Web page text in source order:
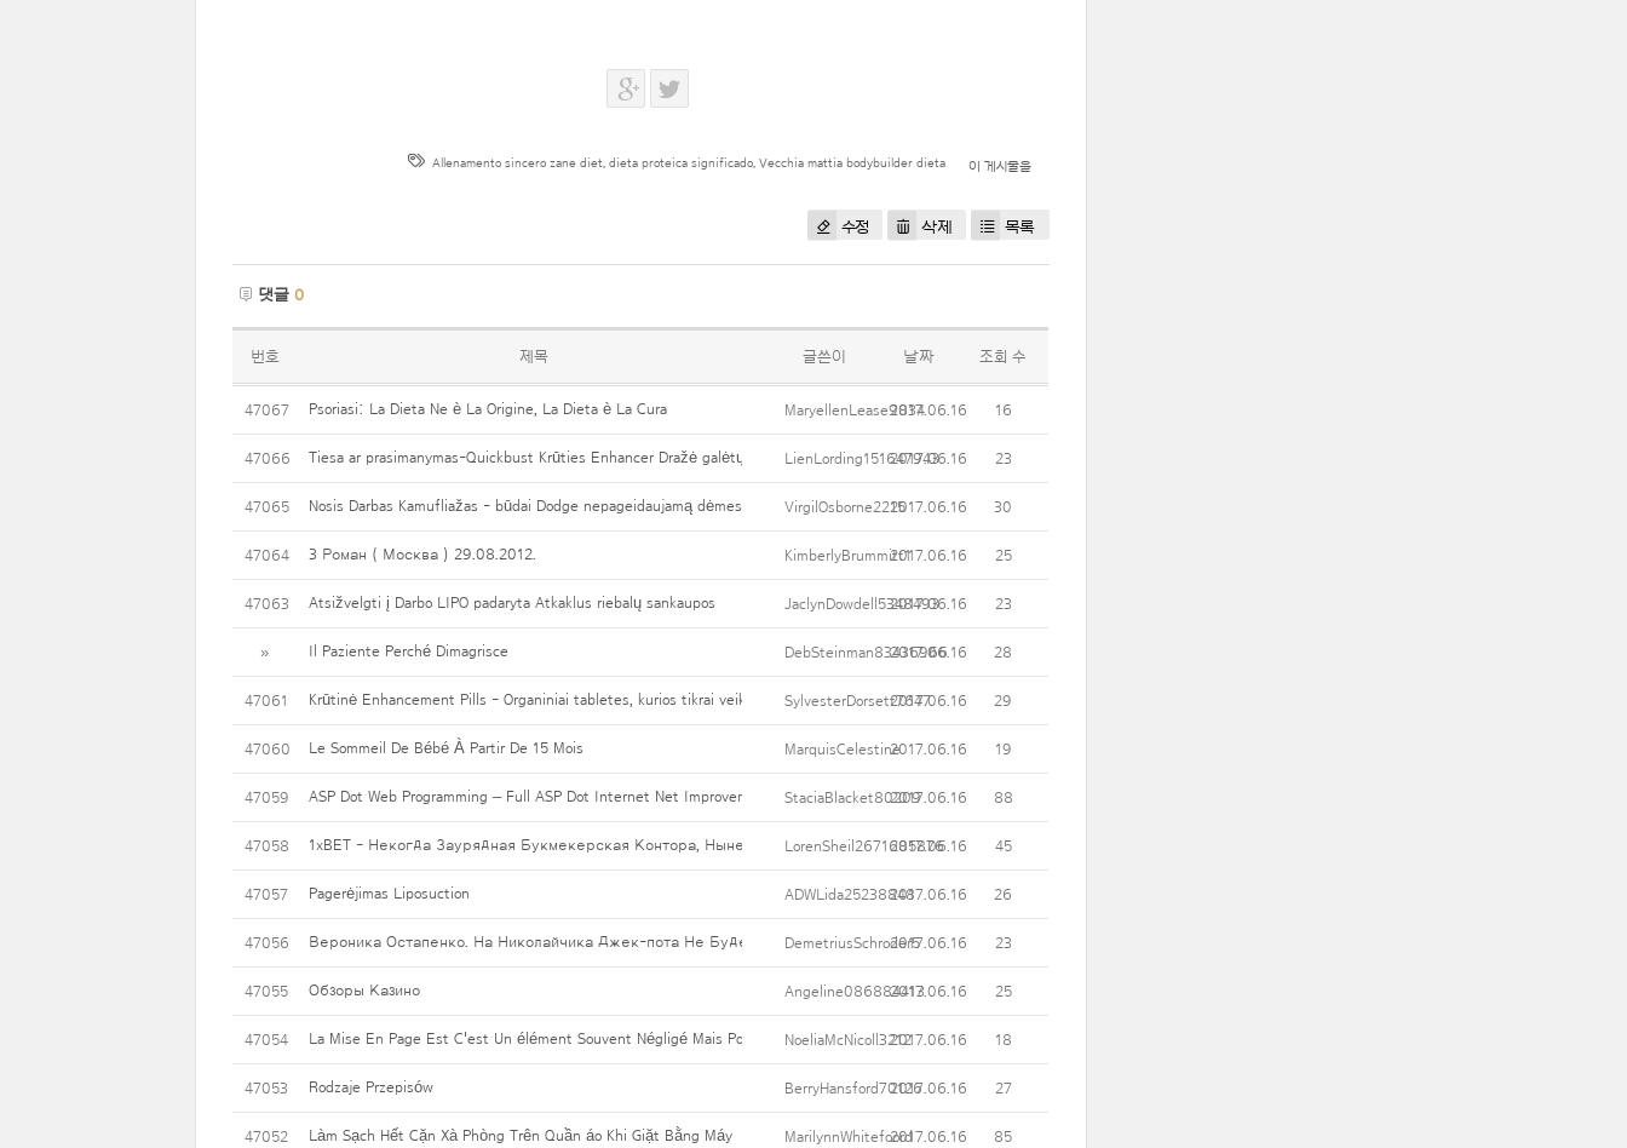
Allenamento sincero zane diet dieta proteica significado, Vecchia mattia bodybuilder dieta 이 게시물을
수정 삭제 목록
댓글 0
번호 제목 글쓴이 날짜 조회 수
47067 Psoriasi: La Dieta Ne è La Origine, La Dieta è La Cura MaryellenLease98342017.06.16 16
47066 Tiesa ar prasimanymas-Quickbust Krūties Enhancer Dražė galėtų atskirtiLienLording151647943
2017.06.16 23
47065 Nosis Darbas Kamufliažas - būdai Dodge nepageidaujamą dėmesį VirgilOsborne22152017.06.16 30
47064 3 Роман ( Москва ) 29.08.2012. KimberlyBrummitt12017.06.16 25
47063 Atsižvelgti į Darbo LIPO padaryta Atkaklus riebalų sankaupos JaclynDowdell5348493
2017.06.16 23
» Il Paziente Perché Dimagrisce DebSteinman83436966
2017.06.16 28
47061 Krūtinė Enhancement Pills - Organiniai tabletes, kurios tikrai veikia SylvesterDorsett7647
2017.06.16 29
47060 Le Sommeil De Bébé À Partir De 15 Mois MarquisCelestine2017.06.16 19
47059 ASP Dot Web Programming – Full ASP Dot Internet Net Improvement Options At Inexpensive Cost
StaciaBlacket802092017.06.16 88
47058 1xBET - Некогда Заурядная Букмекерская Контора, Ныне Превратилась Просто В Уникальный Игровой Портал. Кроме Самой БК (с Отличной Линией, Тотализатором И
LorenSheil2671685876
2017.06.16 45
47057 Pagerėjimas Liposuction ADWLida252388482017.06.16 26
47056 Вероника Остапенко. На Николайчика Джек-пота Не Будет((( А Как Же Чудеса.
DemetriusSchroder52017.06.16 23
47055 Обзоры Казино Angeline0868844132017.06.16 25
47054 La Mise En Page Est C'est Un élément Souvent Négligé Mais Pourtant Extraordinairement Important Pour Donner L’envie Passez à Lire Votre Message à Votre Destinataire. Définissez Des
NoeliaMcNicoll32122017.06.16 18
47053 Rodzaje Przepisów BerryHansford701262017.06.16 27
47052 Làm Sạch Hết Cặn Xà Phòng Trên Quần áo Khi Giặt Bằng Máy MarilynnWhitefoord2017.06.16 85